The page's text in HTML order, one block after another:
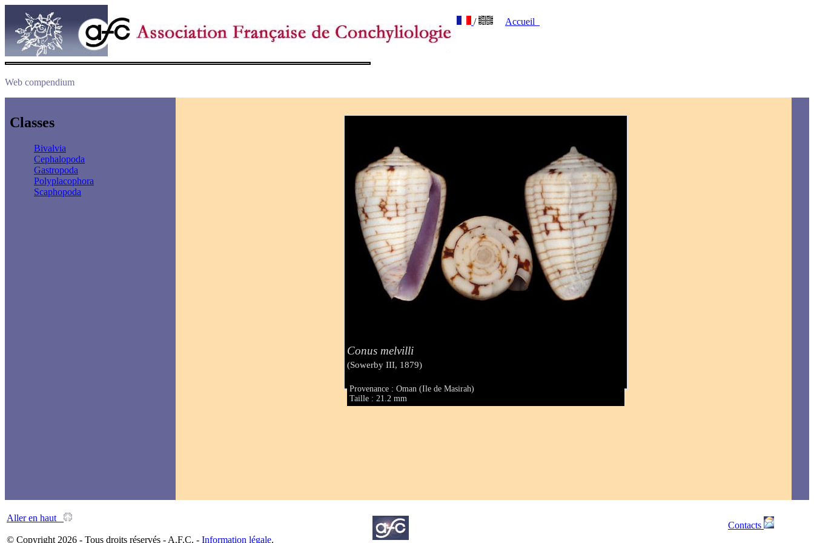
/ Accueil
Web compendium
Classes
Bivalvia
Cephalopoda
Gastropoda
Polyplacophora
Scaphopoda
Conus melvilli
(Sowerby III, 1879)
Provenance : Oman (Ile de Masirah)
Taille : 21.2 mm
Aller en haut
© Copyright 2026 - Tous droits réservés - A.F.C. - Information légale.
Contacts